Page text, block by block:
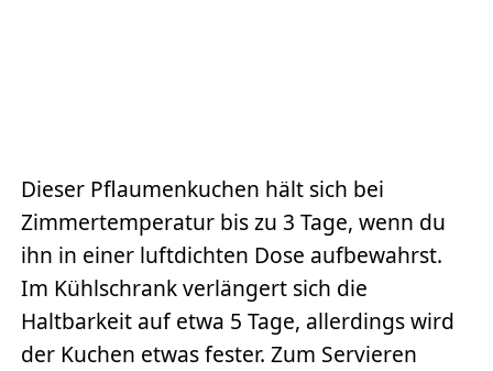
Dieser Pflaumenkuchen hält sich bei
Zimmertemperatur bis zu 3 Tage, wenn du
ihn in einer luftdichten Dose aufbewahrst.
Im Kühlschrank verlängert sich die
Haltbarkeit auf etwa 5 Tage, allerdings wird
der Kuchen etwas fester. Zum Servieren